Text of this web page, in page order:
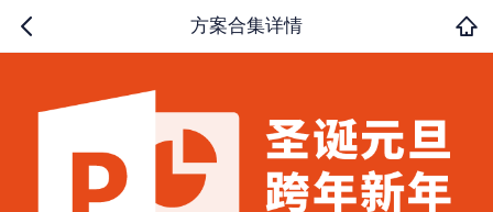
方案合集详情